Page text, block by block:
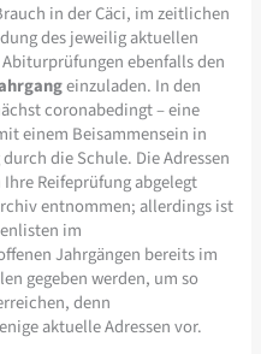
in der Cäci, im zeitlichen
des jeweilig aktuellen
ebenfalls den
einzuladen. In den
coronabedingt – eine
einem Beisammensein in
die Schule. Die Adressen
Reifeprüfung abgelegt
entnommen; allerdings ist
im
Jahrgängen bereits im
gegeben werden, um so
denn
aktuelle Adressen vor.